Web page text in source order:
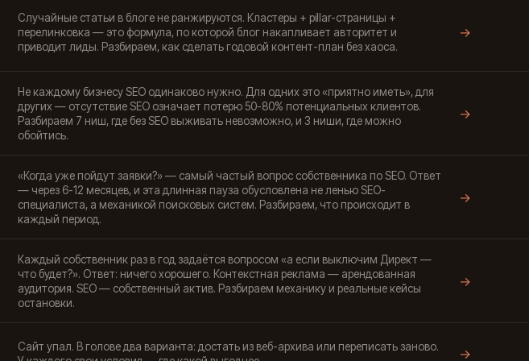
Случайные статьи в блоге не ранжируются. Кластеры + pillar-страницы +
перелинковка — это формула, по которой блог накапливает авторитет и
приводит лиды. Разбираем, как сделать годовой контент-план без хаоса.
→
Не каждому бизнесу SEO одинаково нужно. Для одних это «приятно иметь», для
других — отсутствие SEO означает потерю 50-80% потенциальных клиентов.
Разбираем 7 ниш, где без SEO выживать невозможно, и 3 ниши, где можно
обойтись.
→
«Когда уже пойдут заявки?» — самый частый вопрос собственника по SEO. Ответ
— через 6-12 месяцев, и эта длинная пауза обусловлена не ленью SEO-
специалиста, а механикой поисковых систем. Разбираем, что происходит в
каждый период.
→
Каждый собственник раз в год задаётся вопросом «а если выключим Директ —
что будет?». Ответ: ничего хорошего. Контекстная реклама — арендованная
аудитория. SEO — собственный актив. Разбираем механику и реальные кейсы
остановки.
→
Сайт упал. В голове два варианта: достать из веб-архива или переписать заново.
→